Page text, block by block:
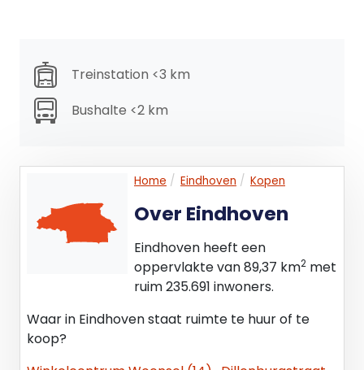
bedrijfsruimte ten opzichte van het beperkte
aantal m²’s kantoorruimte;
- Veel stroom (146 kW);
- Hoekligging;
- Ruime daglichttoetreding in expeditieruimte;
- Gevels volledig opgetrokken met metselwerk;
- Buitenterrein ten behoeve van
parkeren/buitenopslag;
- Omheind/beveiligd complex;
- Ligging nabij centrum.
KADASTRALE GEGEVENS
Gemeente: Tongelre, Sectie: E, Nummer: 2823,
Treinstation <3 km
Bushalte <2 km
Home Eindhoven Kopen
Over Eindhoven
Eindhoven heeft een
oppervlakte van 89,37 km2 met
ruim 235.691 inwoners.
Waar in Eindhoven staat ruimte te huur of te
koop?